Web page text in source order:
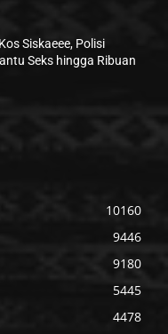
Siskaeee, Polisi
Seks hingga Ribuan
10160
9446
9180
5445
4478